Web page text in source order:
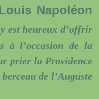
Napoléon
est heureux d’offrir
à l’occasion de la
prier la Providence
de l’Auguste